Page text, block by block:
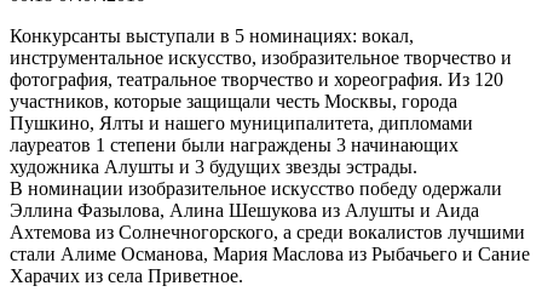
Конкурсанты выступали в 5 номинациях: вокал,
инструментальное искусство, изобразительное творчество и
фотография, театральное творчество и хореография. Из 120
участников, которые защищали честь Москвы, города
Пушкино, Ялты и нашего муниципалитета, дипломами
лауреатов 1 степени были награждены 3 начинающих
художника Алушты и 3 будущих звезды эстрады.
В номинации изобразительное искусство победу одержали
Эллина Фазылова, Алина Шешукова из Алушты и Аида
Ахтемова из Солнечногорского, а среди вокалистов лучшими
стали Алиме Османова, Мария Маслова из Рыбачьего и Сание
Харачих из села Приветное.